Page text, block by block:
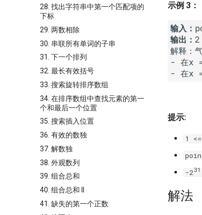
28. 找出字符串中第一个匹配项的
下标
29. 两数相除
30. 串联所有单词的子串
31. 下一个排列
32. 最长有效括号
33. 搜索旋转排序数组
34. 在排序数组中查找元素的第一
个和最后一个位置
35. 搜索插入位置
36. 有效的数独
37. 解数独
38. 外观数列
39. 组合总和
40. 组合总和 II
41. 缺失的第一个正数
示例 3：
输入：
输出： 2
解释：
- 在x =
- 在x =
提示:
1
-231
解法